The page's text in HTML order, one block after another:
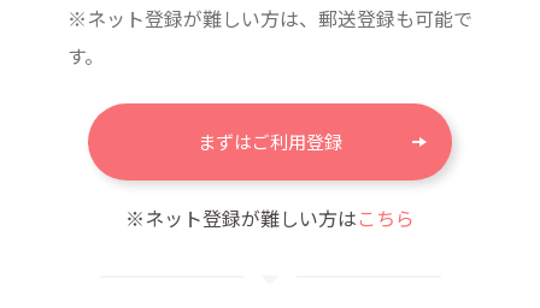
※ネット登録が難しい方は、郵送登録も可能で
す。
まずはご利用登録
※ネット登録が難しい方はこちら